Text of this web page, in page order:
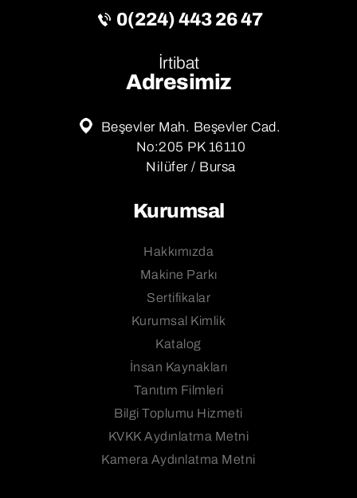
0(224) 443 26 47
İrtibat
Adresimiz
Beşevler Mah. Beşevler Cad.
No:205 PK 16110
Nilüfer / Bursa
Kurumsal
Hakkımızda
Makine Parkı
Sertifikalar
Kurumsal Kimlik
Katalog
İnsan Kaynakları
Tanıtım Filmleri
Bilgi Toplumu Hizmeti
KVKK Aydınlatma Metni
Kamera Aydınlatma Metni